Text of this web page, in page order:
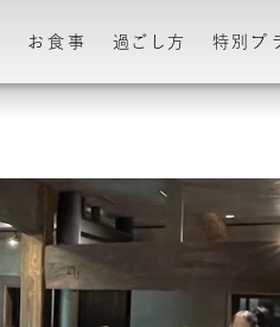
お食事 過ごし方 特別プ